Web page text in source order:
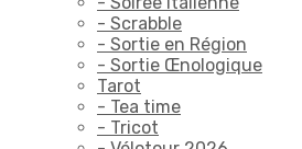
- Scrabble
- Sortie en Région
- Sortie Œnologique
Tarot
- Tea time
- Tricot